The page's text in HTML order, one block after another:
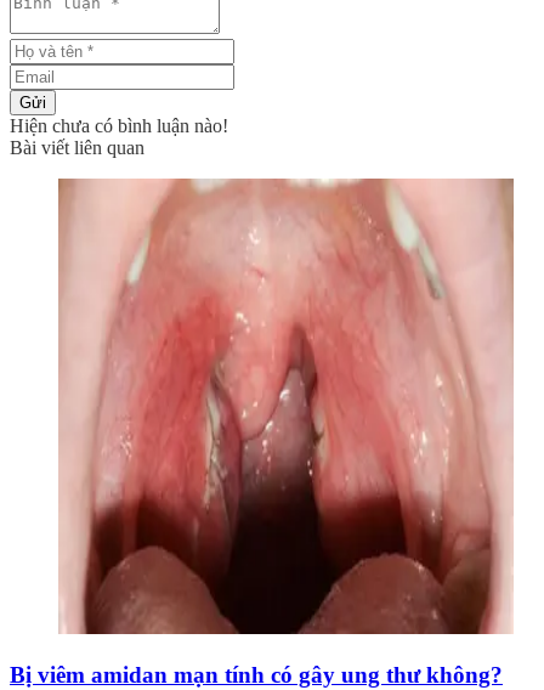
Gửi
Hiện chưa có bình luận nào!
Bài viết liên quan
Bị viêm amidan mạn tính có gây ung thư không?